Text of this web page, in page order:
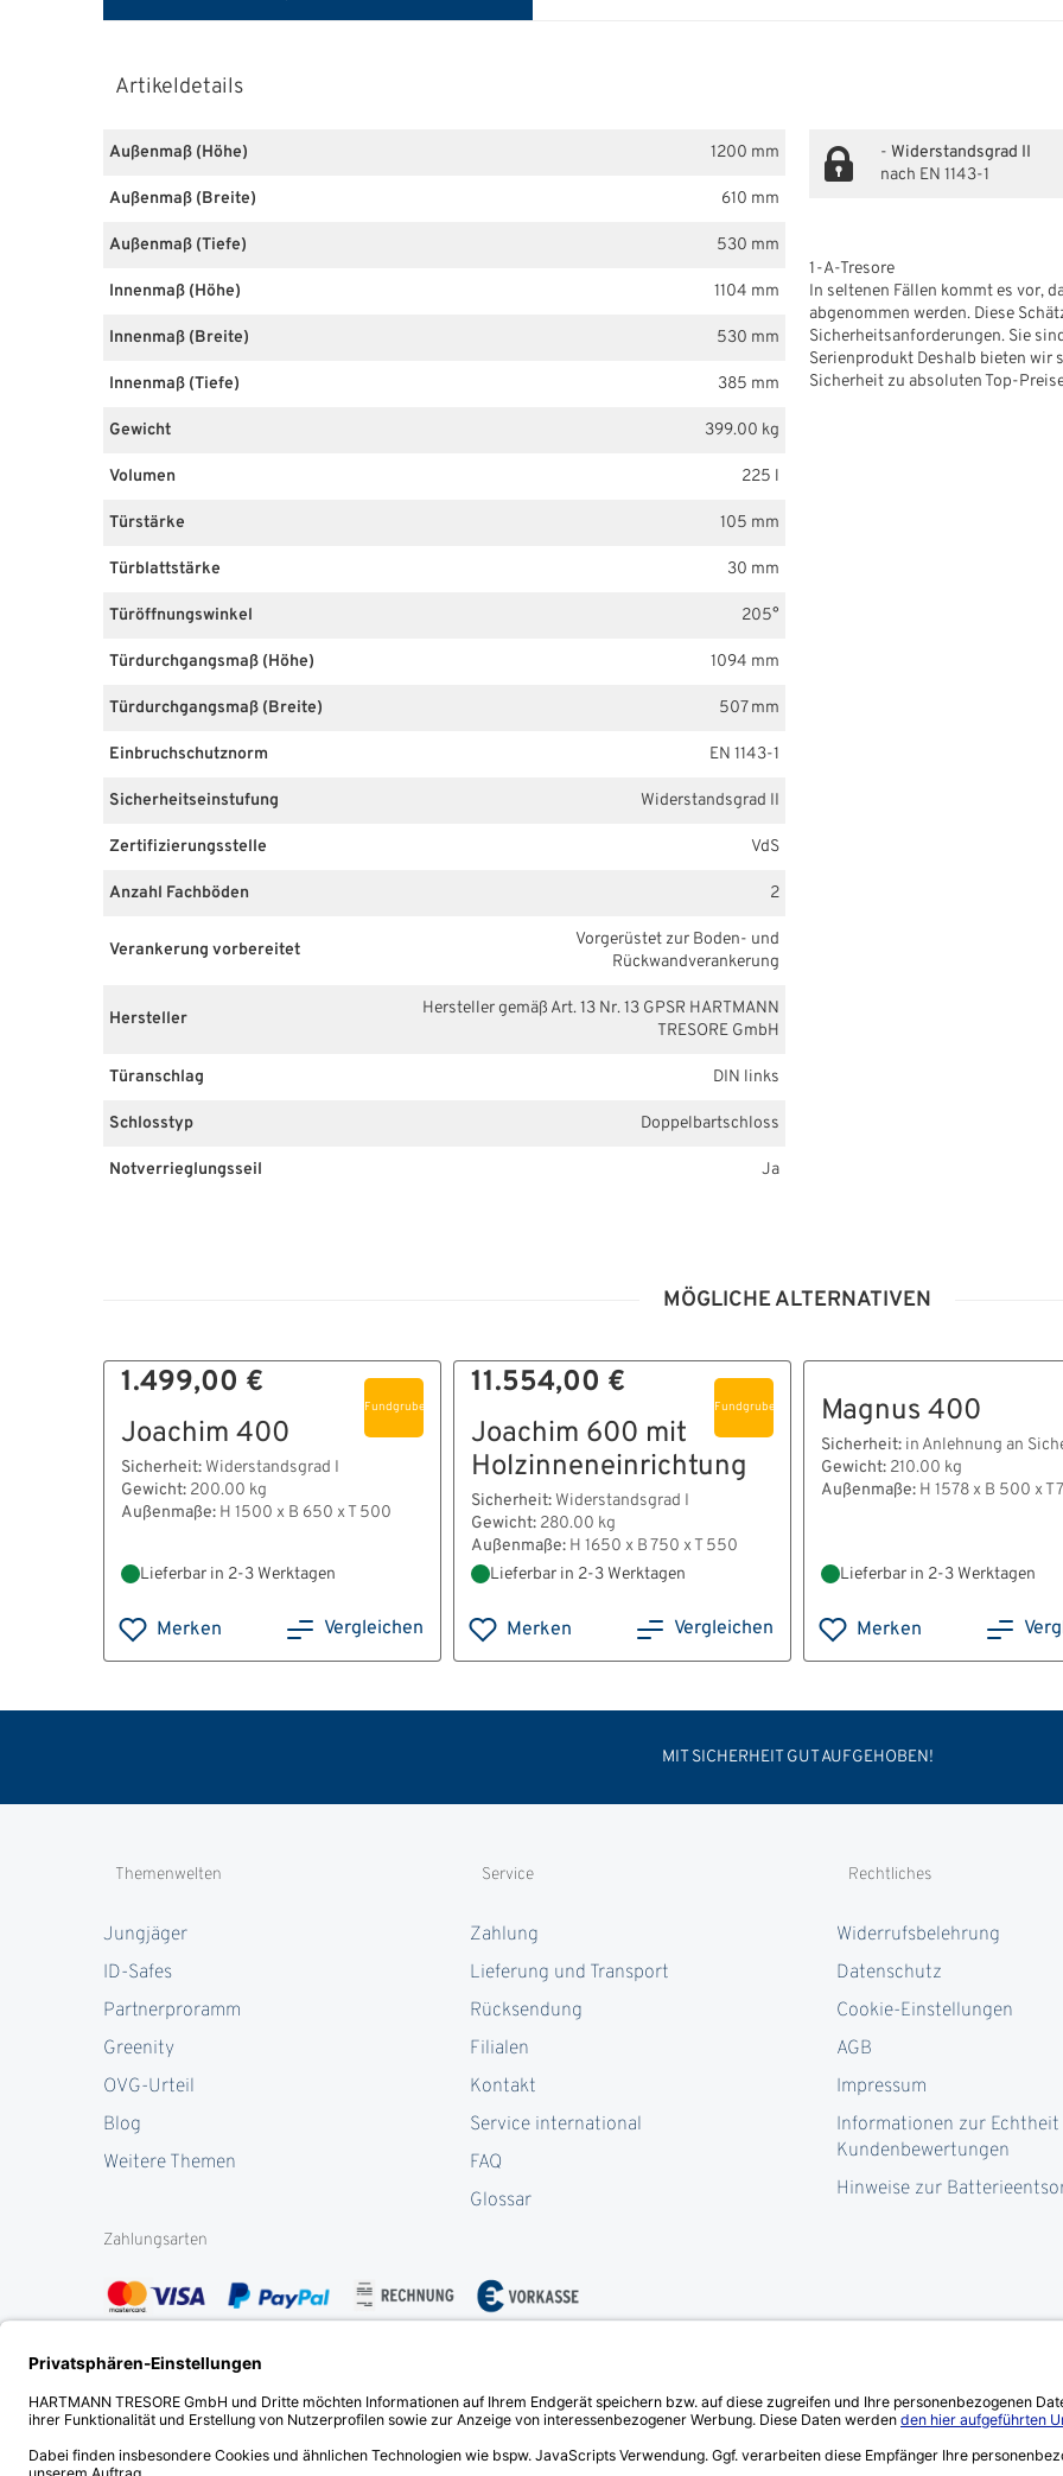
Artikeldetails
Außenmaß (Höhe) 1200 mm
Außenmaß (Breite) 610 mm
Außenmaß (Tiefe) 530 mm
Innenmaß (Höhe) 1104 mm
Innenmaß (Breite) 530 mm
Innenmaß (Tiefe) 385 mm
Gewicht 399.00 kg
Volumen 225 l
Türstärke 105 mm
Türblattstärke 30 mm
Türöffnungswinkel 205°
Türdurchgangsmaß (Höhe) 1094 mm
Türdurchgangsmaß (Breite) 507 mm
Einbruchschutznorm EN 1143-1
Sicherheitseinstufung Widerstandsgrad II
Zertifizierungsstelle VdS
Anzahl Fachböden 2
Verankerung vorbereitet
Vorgerüstet zur Boden- und
Rückwandverankerung
Hersteller
Hersteller gemäß Art. 13 Nr. 13 GPSR HARTMANN
TRESORE GmbH
Türanschlag DIN links
Schlosstyp Doppelbartschloss
Notverrieglungsseil Ja
- Widerstandsgrad II
nach EN 1143-1
1-A-Tresore
In seltenen Fällen kommt es vor,
abgenommen werden. Diese
Sicherheitsanforderungen. Sie
Serienprodukt Deshalb bieten wir
Sicherheit zu absoluten Top-
MÖGLICHE ALTERNATIVEN
Fundgrube
1.499,00 €
Joachim 400
Sicherheit: Widerstandsgrad I
Gewicht: 200.00 kg
Außenmaße: H 1500 x B 650 x T 500
Lieferbar in 2-3 Werktagen
Merken Vergleichen
Fundgrube
11.554,00 €
Joachim 600 mit
Holzinneneinrichtung
Sicherheit: Widerstandsgrad I
Gewicht: 280.00 kg
Außenmaße: H 1650 x B 750 x T 550
Lieferbar in 2-3 Werktagen
Merken Vergleichen
Magnus 400
Sicherheit: in Anlehnung an
Gewicht: 210.00 kg
Außenmaße: H 1578 x B 500 x T
Lieferbar in 2-3 Werktagen
Merken
MIT SICHERHEIT GUT AUFGEHOBEN!
Themenwelten
Jungjäger
ID-Safes
Partnerproramm
Greenity
OVG-Urteil
Blog
Weitere Themen
Service
Zahlung
Lieferung und Transport
Rücksendung
Filialen
Kontakt
Service international
FAQ
Glossar
Rechtliches
Widerrufsbelehrung
Datenschutz
Cookie-Einstellungen
AGB
Impressum
Informationen zur Echtheit
Kundenbewertungen
Hinweise zur
Zahlungsarten
Zertifikate